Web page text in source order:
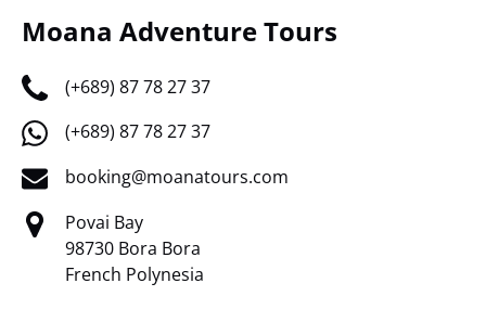
Moana Adventure Tours
(+689) 87 78 27 37
(+689) 87 78 27 37
booking@moanatours.com
Povai Bay
98730 Bora Bora
French Polynesia